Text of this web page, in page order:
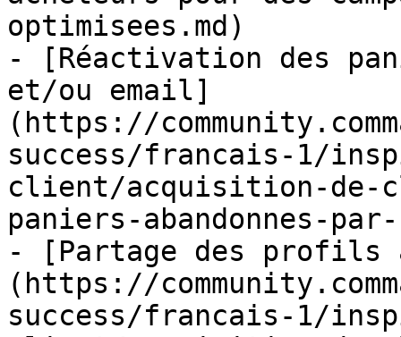
optimisees.md)
- [Réactivation des
et/ou email]
(https://
success/francais-1/
client/acquisition-de-
paniers-abandonnes-
- [Partage des profils
(https://
success/francais-1/